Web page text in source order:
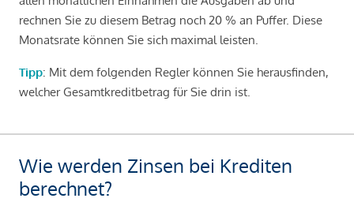
rechnen Sie zu diesem Betrag noch 20 % an Puffer. Diese
Monatsrate können Sie sich maximal leisten.
Tipp: Mit dem folgenden Regler können Sie herausfinden,
welcher Gesamtkreditbetrag für Sie drin ist.
Wie werden Zinsen bei Krediten
berechnet?